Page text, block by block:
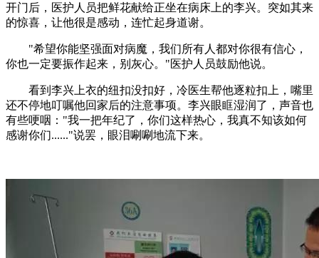
开门后，医护人员把鲜花献给正坐在病床上的李兴。突如其来
的惊喜，让他很是感动，连忙起身道谢。
"希望你能坚强面对病魔，我们所有人都对你很有信心，
你也一定要振作起来，别灰心。"医护人员鼓励他说。
看到李兴上衣的纽扣没扣好，冷医生帮他逐粒扣上，嘴里
还不停地叮嘱他回家后的注意事项。李兴眼眶湿润了，声音也
有些哽咽："我一把年纪了，你们这样热心，我真不知该如何
感谢你们......"说罢，眼泪唰唰地流下来。